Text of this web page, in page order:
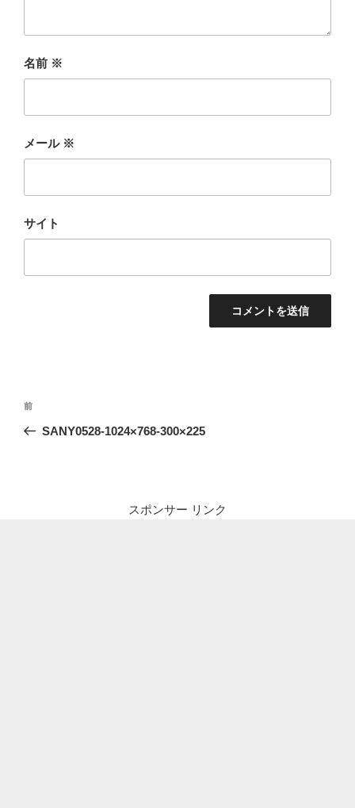
名前 ※
メール ※
サイト
投
ナ
前
の
前
SANY0528-1024×768-300×225
スポンサー リンク